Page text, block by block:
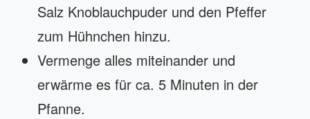
Salz Knoblauchpuder und den Pfeffer
zum Hühnchen hinzu.
Vermenge alles miteinander und
erwärme es für ca. 5 Minuten in der
Pfanne.